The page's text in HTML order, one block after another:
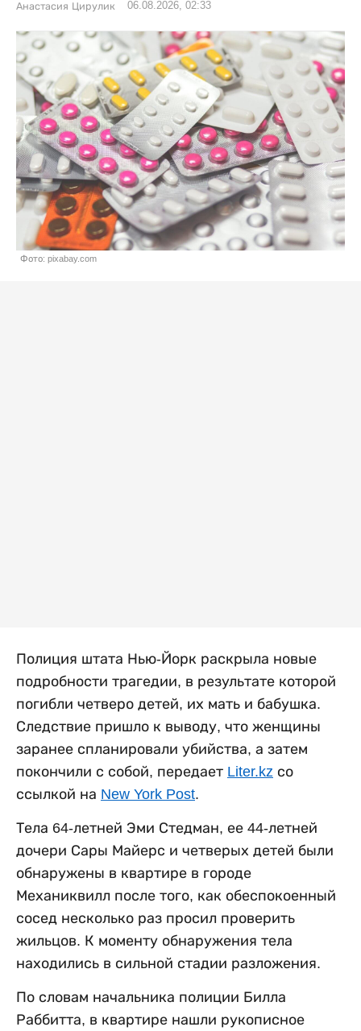
Анастасия Цирулик 06.08.2026, 02:33
Фото: pixabay.com
Полиция штата Нью-Йорк раскрыла новые
подробности трагедии, в результате которой
погибли четверо детей, их мать и бабушка.
Следствие пришло к выводу, что женщины
заранее спланировали убийства, а затем
покончили с собой, передает Liter.kz со
ссылкой на New York Post.
Тела 64-летней Эми Стедман, ее 44-летней
дочери Сары Майерс и четверых детей были
обнаружены в квартире в городе
Механиквилл после того, как обеспокоенный
сосед несколько раз просил проверить
жильцов. К моменту обнаружения тела
находились в сильной стадии разложения.
По словам начальника полиции Билла
Раббитта, в квартире нашли рукописное